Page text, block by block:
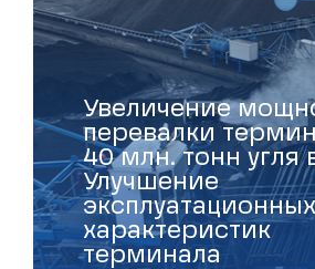
Увеличение
перевалки
40 млн. тонн угля
Улучшение
эксплуатационных
характеристик
терминала